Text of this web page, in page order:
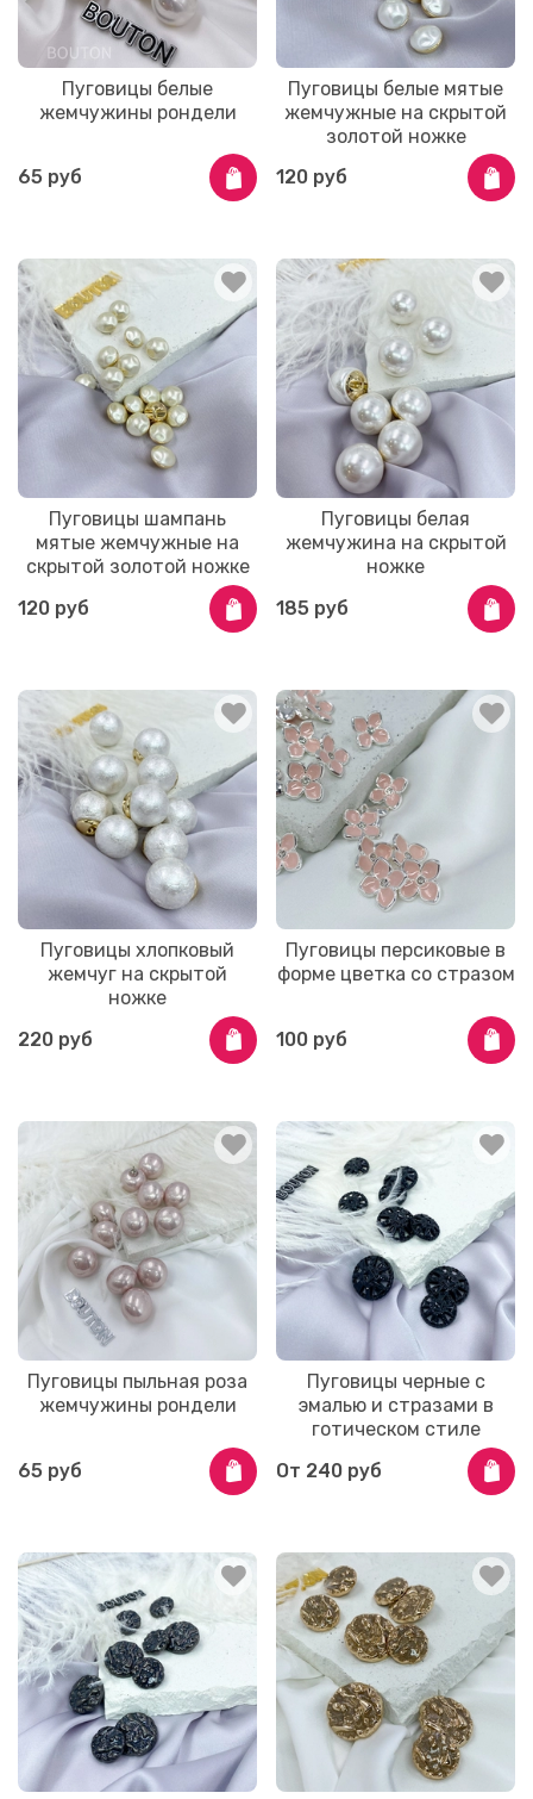
Пуговицы белые
жемчужины рондели
65 руб
Пуговицы белые мятые
жемчужные на скрытой
золотой ножке
120 руб
Пуговицы шампань
мятые жемчужные на
скрытой золотой ножке
120 руб
Пуговицы белая
жемчужина на скрытой
ножке
185 руб
Пуговицы хлопковый
жемчуг на скрытой
ножке
220 руб
Пуговицы персиковые в
форме цветка со стразом
100 руб
Пуговицы пыльная роза
жемчужины рондели
65 руб
Пуговицы черные с
эмалью и стразами в
готическом стиле
От 240 руб